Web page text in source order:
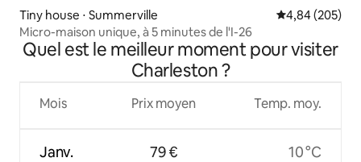
Tiny house ⋅ Summerville Évaluation
4,84 (205)
Micro-maison unique, à 5 minutes de l'I-26
Quel est le meilleur moment pour visiter
Charleston ?
Mois
Janv.
Prix moyen
79 €
Temp. moy.
10 °C